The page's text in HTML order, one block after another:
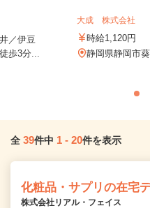
／伊豆
歩3分...
大成 株式会社
時給1,120円
静岡県静岡市
全 39件中 1 - 20件を表示
化粧品・サプリの在宅
株式会社リアル・フェイス